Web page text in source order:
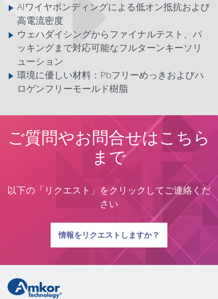
Alワイヤボンディングによる低オン抵抗および
高電流密度
ウェハダイシングからファイナルテスト、パ
ッキングまで対応可能なフルターンキーソリ
ューション
環境に優しい材料：Pbフリーめっきおよびハ
ロゲンフリーモールド樹脂
ご質問やお問合せはこちら
まで
以下の「リクエスト」をクリックしてご連絡くだ
さい
質問に関する
情報をリクエストしますか？